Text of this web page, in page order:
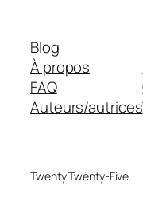
Blog
À propos
FAQ
Auteurs/autrices
Twenty Twenty-Five